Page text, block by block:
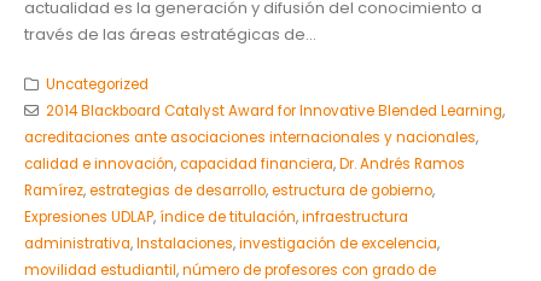
actualidad es la generación y difusión del conocimiento a
través de las áreas estratégicas de...
Uncategorized
2014 Blackboard Catalyst Award for Innovative Blended Learning,
acreditaciones ante asociaciones internacionales y nacionales,
calidad e innovación,capacidad financiera,Dr. Andrés Ramos
Ramírez,estrategias de desarrollo,estructura de gobierno,
Expresiones UDLAP, índice de titulación,infraestructura
administrativa,Instalaciones,investigación de excelencia,
movilidad estudiantil,número de profesores con grado de